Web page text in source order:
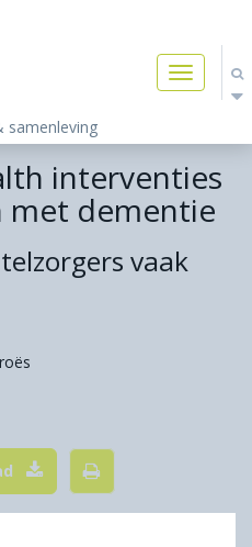
Toggle
navigation
samenleving
interventies
met dementie
vaak